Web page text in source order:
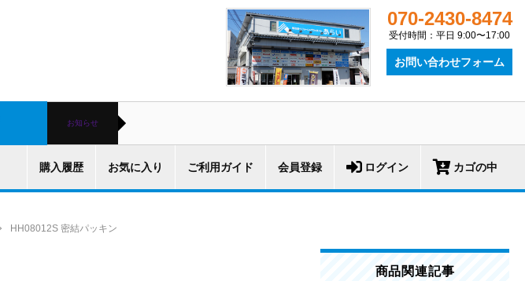
070-2430-8474
受付時間：平日 9:00〜17:00
お問い合わせフォーム
お知らせ
購入履歴 お気に入り ご利用ガイド 会員登録 ログイン カゴの中
HH08012S 密結パッキン
商品関連記事